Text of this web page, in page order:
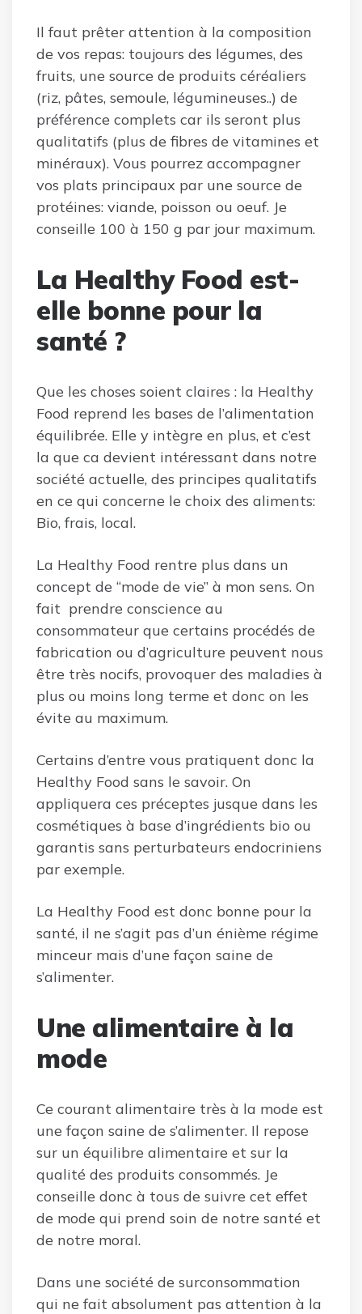
Il faut prêter attention à la composition
de vos repas: toujours des légumes, des
fruits, une source de produits céréaliers
(riz, pâtes, semoule, légumineuses..) de
préférence complets car ils seront plus
qualitatifs (plus de fibres de vitamines et
minéraux). Vous pourrez accompagner
vos plats principaux par une source de
protéines: viande, poisson ou oeuf. Je
conseille 100 à 150 g par jour maximum.
La Healthy Food est-
elle bonne pour la
santé ?
Que les choses soient claires : la Healthy
Food reprend les bases de l’alimentation
équilibrée. Elle y intègre en plus, et c’est
la que ca devient intéressant dans notre
société actuelle, des principes qualitatifs
en ce qui concerne le choix des aliments:
Bio, frais, local.
La Healthy Food rentre plus dans un
concept de “mode de vie” à mon sens. On
fait prendre conscience au
consommateur que certains procédés de
fabrication ou d’agriculture peuvent nous
être très nocifs, provoquer des maladies à
plus ou moins long terme et donc on les
évite au maximum.
Certains d’entre vous pratiquent donc la
Healthy Food sans le savoir. On
appliquera ces préceptes jusque dans les
cosmétiques à base d’ingrédients bio ou
garantis sans perturbateurs endocriniens
par exemple.
La Healthy Food est donc bonne pour la
santé, il ne s’agit pas d’un énième régime
minceur mais d’une façon saine de
s’alimenter.
Une alimentaire à la
mode
Ce courant alimentaire très à la mode est
une façon saine de s’alimenter. Il repose
sur un équilibre alimentaire et sur la
qualité des produits consommés. Je
conseille donc à tous de suivre cet effet
de mode qui prend soin de notre santé et
de notre moral.
Dans une société de surconsommation
qui ne fait absolument pas attention à la